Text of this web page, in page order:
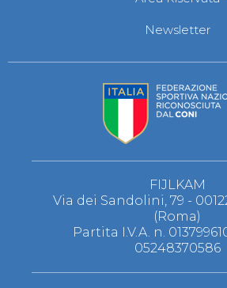
La disciplina
News
Merchandising
Contatti
News
Cookies Accept
Newsletter
Webinar
Corsi
Corsi di
Corsi FIJLKAM-
Corsi Preparatore
Edutraining class -
Corso Direttore di
Newsletter
FIJLKAM
Via dei Sandolini, 79 -
(Roma)
Partita I.V.A. n.
05248370586